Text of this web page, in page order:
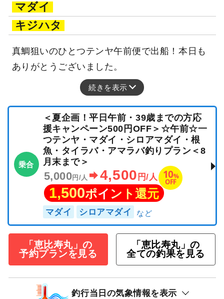
マダイ
キジハタ
真鯛狙いのひとつテンヤ午前便で出船！本日も
ありがとうございました。
続きを表示
乗合
＜夏企画！平日午前・39歳までの方応
援キャンペーン500円OFF＞☆午前☆一
つテンヤ・マダイ・シロアマダイ・根
魚・タイラバ・アマラバ釣りプラン＜8
月末まで＞
5,000円/人 4,500 円/人 10%
OFF
1,500ポイント還元
マダイ シロアマダイ
「恵比寿丸」の
予約プランを見る
「恵比寿丸」の
全ての釣果を見る
釣行当日の気象情報を表示